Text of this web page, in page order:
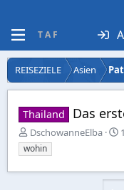
T A F
REISEZIELE Asien
Thailand Das
E
r
s
t
DschowanneElba
E
t
e
wohin